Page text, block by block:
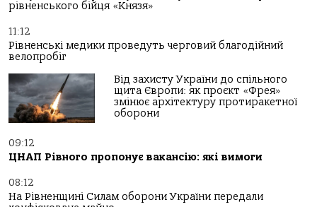
рівненського бійця «Князя»
11:12
Рівненські медики проведуть черговий благодійний
велопробіг
Від захисту України до спільного
щита Європи: як проєкт «Фрея»
змінює архітектуру протиракетної
оборони
09:12
ЦНАП Рівного пропонує вакансію: які вимоги
08:12
На Рівненщині Силам оборони України передали